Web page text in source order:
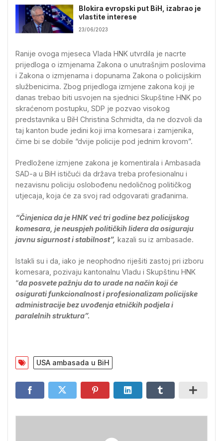
Blokira evropski put BiH, izabrao je
vlastite interese
23/06/2023
Ranije ovoga mjeseca Vlada HNK utvrdila je nacrte
prijedloga o izmjenama Zakona o unutrašnjim poslovima
i Zakona o izmjenama i dopunama Zakona o policijskim
službenicima. Zbog prijedloga izmjene zakona koji je
danas trebao biti usvojen na sjednici Skupštine HNK po
skraćenom postupku, SDP je pozvao visokog
predstavnika u BiH Christina Schmidta, da ne dozvoli da
taj kanton bude jedini koji ima komesara i zamjenika,
čime bi se dobile “dvije policije pod jednim krovom”.
Predložene izmjene zakona je komentirala i Ambasada
SAD-a u BiH ističući da država treba profesionalnu i
nezavisnu policiju oslobođenu nedoličnog političkog
utjecaja, koja će za svoj rad odgovarati građanima.
“Činjenica da je HNK već tri godine bez policijskog
komesara, je neuspjeh političkih lidera da osiguraju
javnu sigurnost i stabilnost”, kazali su iz ambasade.
Istakli su i da, iako je neophodno riješiti zastoj pri izboru
komesara, pozivaju kantonalnu Vladu i Skupštinu HNK
“da posvete pažnju da to urade na način koji će
osigurati funkcionalnost i profesionalizam policijske
administracije bez uvođenja etničkih podjela i
paralelnih struktura”.
USA ambasada u BiH